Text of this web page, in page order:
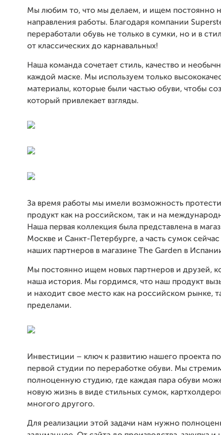
Мы любим то, что мы делаем, и ищем постоянно
направления работы. Благодаря компании
переработали обувь не только в сумки, но и в
от классических до карнавальных!
Наша команда сочетает стиль, качество и
каждой маске. Мы используем только
материалы, которые были частью обуви, чтобы
который привлекает взгляды.
За время работы мы имели возможность
продукт как на российском, так и на
Наша первая коллекция была представлена в
Москве и Санкт-Петербурге, а часть сумок
наших партнеров в магазине The Garden в
Мы постоянно ищем новых партнеров и друзей,
наша история. Мы гордимся, что наш продукт
и находит свое место как на российском рынке,
пределами.
Инвестиции – ключ к развитию нашего проекта
первой студии по переработке обуви. Мы
полноценную студию, где каждая пара обуви
новую жизнь в виде стильных сумок,
многого другого.
Для реализации этой задачи нам нужно